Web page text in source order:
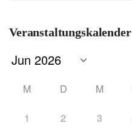
Veranstaltungskalender
M D M
1 2 3